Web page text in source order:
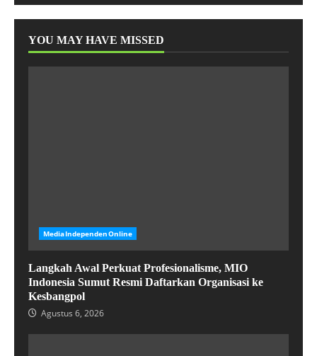
YOU MAY HAVE MISSED
MediaIndependenOnline
Langkah Awal Perkuat Profesionalisme, MIO
Indonesia Sumut Resmi Daftarkan Organisasi ke
Kesbangpol
Agustus 6, 2026